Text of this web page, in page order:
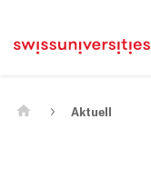
Main Navigation
Inhalt
Metanavigation
Aktuell